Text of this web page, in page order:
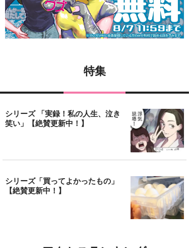
特集
シリーズ 「実録！私の人生、泣き
笑い」【絶賛更新中！】
シリーズ「買ってよかったもの」
【絶賛更新中！】